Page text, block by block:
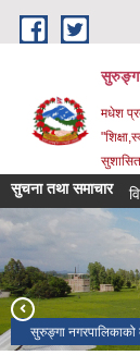
Skip to main content
मधेश
सुचना तथा समाचार
सुरुङ्गा नगरपालिकाको
१५ औ नगरसभामा
सुरुङ्गा नगरपालिका ४